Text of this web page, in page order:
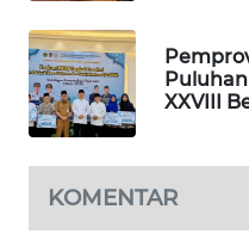
XXVIII
KOMENTAR
SIDIKALANG
NEWS
SIBARAGAS
NEWS
METRO